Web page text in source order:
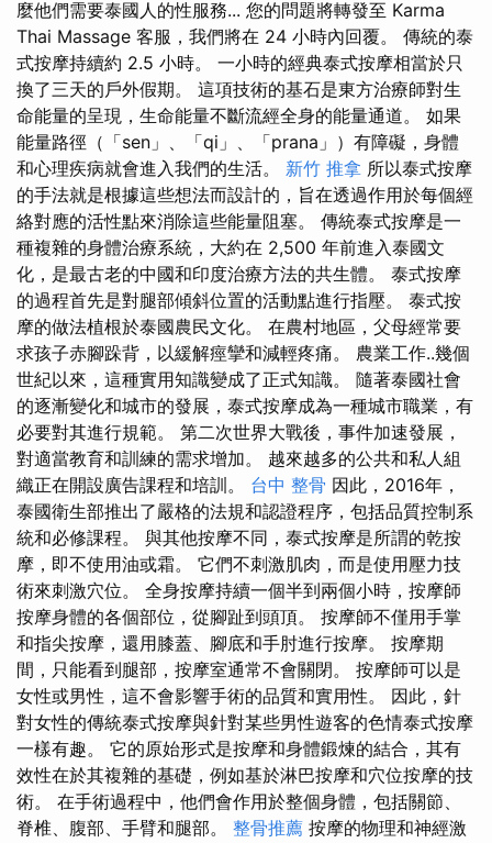
麼他們需要泰國人的性服務... 您的問題將轉發至 Karma
Thai Massage 客服，我們將在 24 小時內回覆。 傳統的泰
式按摩持續約 2.5 小時。 一小時的經典泰式按摩相當於只
換了三天的戶外假期。 這項技術的基石是東方治療師對生
命能量的呈現，生命能量不斷流經全身的能量通道。 如果
能量路徑（「sen」、「qi」、「prana」）有障礙，身體
和心理疾病就會進入我們的生活。 新竹 推拿 所以泰式按摩
的手法就是根據這些想法而設計的，旨在透過作用於每個經
絡對應的活性點來消除這些能量阻塞。 傳統泰式按摩是一
種複雜的身體治療系統，大約在 2,500 年前進入泰國文
化，是最古老的中國和印度治療方法的共生體。 泰式按摩
的過程首先是對腿部傾斜位置的活動點進行指壓。 泰式按
摩的做法植根於泰國農民文化。 在農村地區，父母經常要
求孩子赤腳跺背，以緩解痙攣和減輕疼痛。 農業工作..幾個
世紀以來，這種實用知識變成了正式知識。 隨著泰國社會
的逐漸變化和城市的發展，泰式按摩成為一種城市職業，有
必要對其進行規範。 第二次世界大戰後，事件加速發展，
對適當教育和訓練的需求增加。 越來越多的公共和私人組
織正在開設廣告課程和培訓。 台中 整骨 因此，2016年，
泰國衛生部推出了嚴格的法規和認證程序，包括品質控制系
統和必修課程。 與其他按摩不同，泰式按摩是所謂的乾按
摩，即不使用油或霜。 它們不刺激肌肉，而是使用壓力技
術來刺激穴位。 全身按摩持續一個半到兩個小時，按摩師
按摩身體的各個部位，從腳趾到頭頂。 按摩師不僅用手掌
和指尖按摩，還用膝蓋、腳底和手肘進行按摩。 按摩期
間，只能看到腿部，按摩室通常不會關閉。 按摩師可以是
女性或男性，這不會影響手術的品質和實用性。 因此，針
對女性的傳統泰式按摩與針對某些男性遊客的色情泰式按摩
一樣有趣。 它的原始形式是按摩和身體鍛煉的結合，其有
效性在於其複雜的基礎，例如基於淋巴按摩和穴位按摩的技
術。 在手術過程中，他們會作用於整個身體，包括關節、
脊椎、腹部、手臂和腿部。 整骨推薦 按摩的物理和神經激